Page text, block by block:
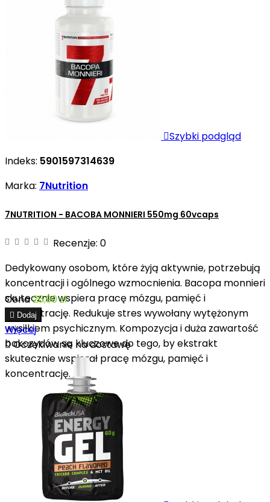
Szybki podgląd
Indeks: 5901597314639
Marka: 7Nutrition
7NUTRITION - BACOBA MONNIERI 550mg 60vcaps
Recenzje: 0
Dedykowany osobom, które żyją aktywnie, potrzebują
koncentracji i ogólnego wzmocnienia. Bacopa monnieri
skutecznie wspiera pracę mózgu, pamięć i
koncentrację. Redukuje stres wywołany wytężonym
wysiłkiem psychicznym. Kompozycja i duża zawartość
bakozydów są kluczowe do tego, by ekstrakt
skutecznie wspierał pracę mózgu, pamięć i
koncentrację.
Cena26,90 zł
 Dodaj
Więcej
Oczekiwanie na dostawę